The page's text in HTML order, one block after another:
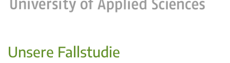
Unsere Fallstudie